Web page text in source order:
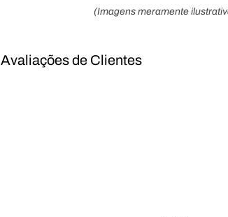
(Imagens meramente
Avaliações de Clientes